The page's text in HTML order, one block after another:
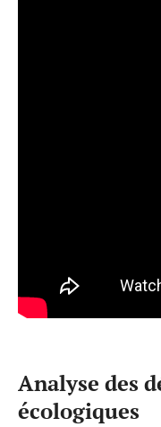
Analyse des
écologiques